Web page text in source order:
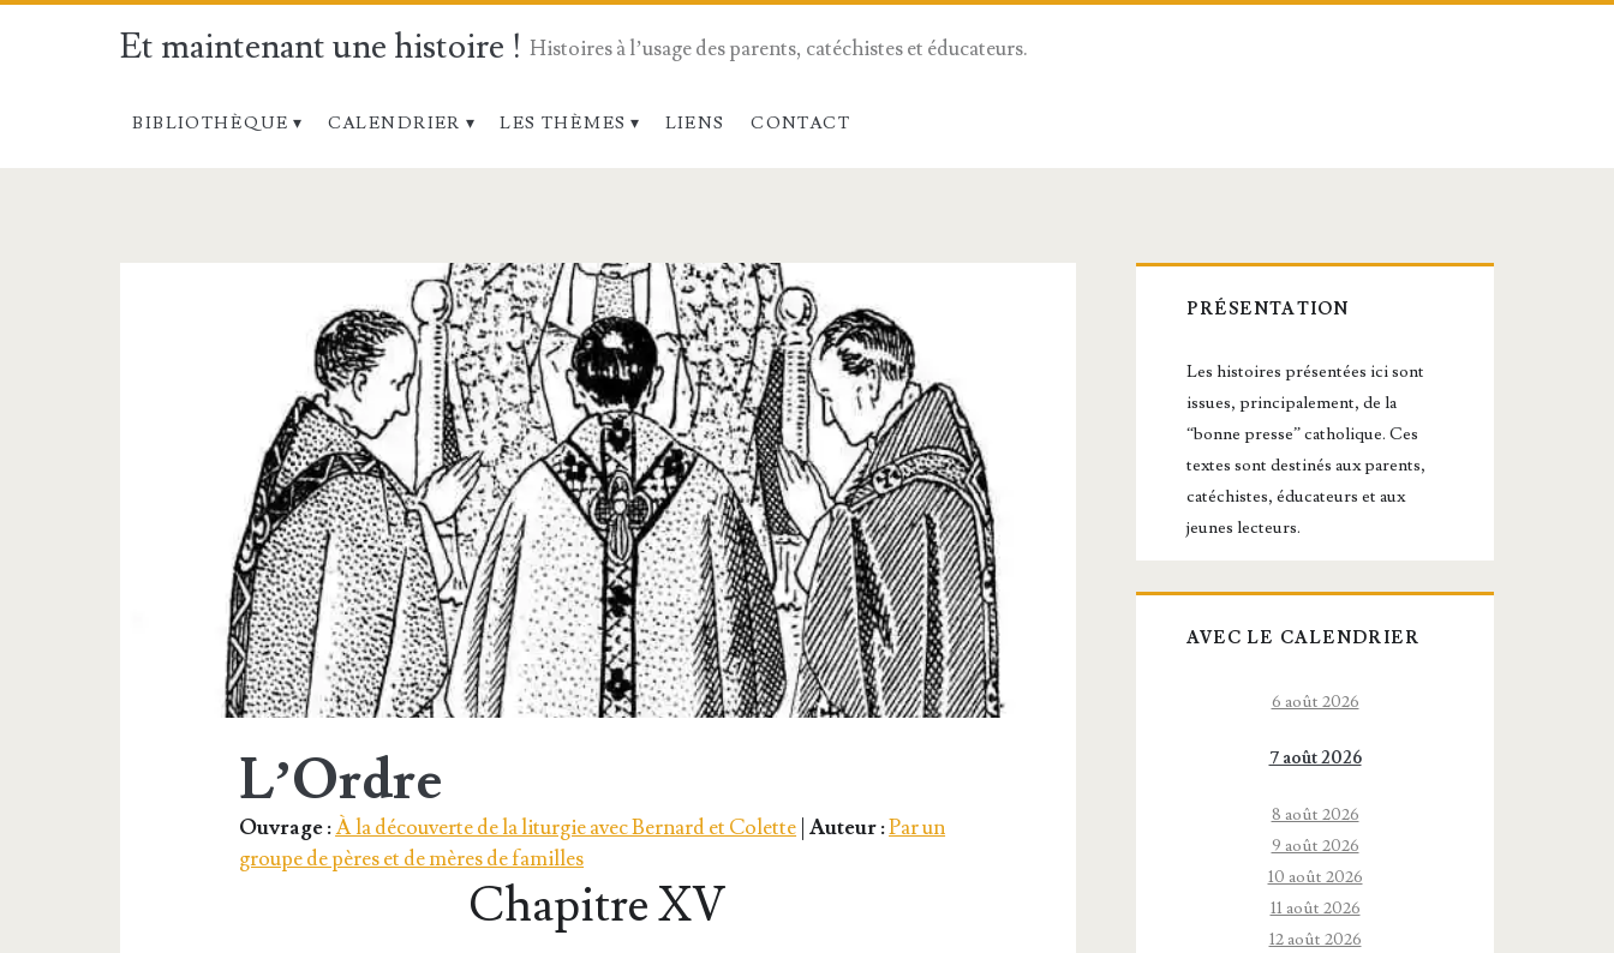
Et maintenant une histoire ! Histoires à l’usage des parents, catéchistes et éducateurs.
BIBLIOTHÈQUE CALENDRIER LES THÈMES LIENS CONTACT
<span>Sous-
diacre</span>
L’Ordre
Ouvrage :À la découverte de la liturgie avec Bernard et Colette |Auteur :Par un
groupe de pères et de mères de familles
Chapitre XV
Barre
latérale
principale
PRÉSENTATION
Les histoires présentées ici sont
issues, principalement, de la
“bonne presse” catholique. Ces
textes sont destinés aux parents,
catéchistes, éducateurs et aux
jeunes lecteurs.
AVEC LE CALENDRIER
6 août 2026
7 août 2026
8 août 2026
9 août 2026
10 août 2026
11 août 2026
12 août 2026